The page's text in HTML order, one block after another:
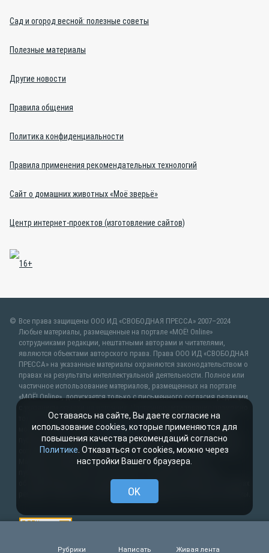
Сад и огород весной: полезные советы
Полезные материалы
Другие новости
Правила общения
Политика конфиденциальности
Правила применения рекомендательных технологий
Сайт о домашних животных «Моё зверьё»
Центр интернет-проектов (изготовление сайтов)
Все права защищены ООО ИД «СВОБОДНАЯ ПРЕССА» 2007–2024
Любые материалы, размещенные на портале «МОЁ! Online»
сотрудниками редакции, нештатными авторами и читателями,
являются объектами авторского права. Права ООО ИД «СВОБОДНАЯ
ПРЕССА» на указанные материалы охраняются законодательством о
правах на результаты интеллектуальной деятельности. Полное или
частичное использование материалов, размещенных на портале
«МОЁ! Online», допускается только с письменного согласия редакции
только при условии гиперссылки на moe-lipetsk.ru.Все вопросы
можно задать по адресуweb@kpv.ru. В рубрике «От первого лица»
публикуются сообщения в рамках контрактов об информационном
сотрудничестве между редакцией «МОЁ! Online» и органами власти.
Материалы рубрик «Новости партнёров» и «Будь в курсе»
об информационном сотрудничестве и (или) размещаются на правах
) размещаются на правах рекламы.
Рубрики Написать Живая лента
Оставаясь на сайте, Вы даете согласие на
использование cookies, которые применяются для
повышения качества рекомендаций согласно
Политике . Отказаться от cookies, можно через
настройки Вашего браузера.
OK